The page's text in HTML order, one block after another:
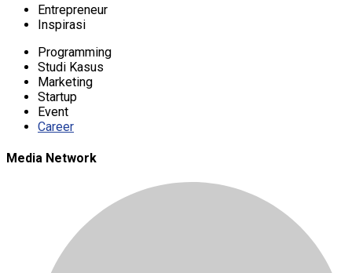
Entrepreneur
Inspirasi
Programming
Studi Kasus
Marketing
Startup
Event
Career
Media Network